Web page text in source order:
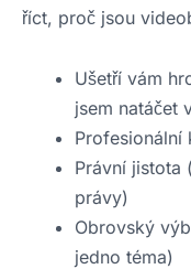
říct, proč jsou
Ušetří vám
jsem natáčet
Profesionální
Právní jistota
právy)
Obrovský
jedno téma)